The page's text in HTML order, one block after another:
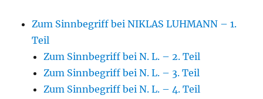
Zum Sinnbegriff bei NIKLAS LUHMANN – 1.
Teil
Zum Sinnbegriff bei N. L. – 2. Teil
Zum Sinnbegriff bei N. L. – 3. Teil
Zum Sinnbegriff bei N. L. – 4. Teil